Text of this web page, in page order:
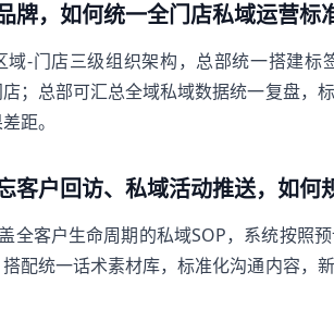
牌，如何统一全门店私域运营标
域-门店三级组织架构，总部统一搭建标
；总部可汇总全域私域数据统一复盘，
距。
客户回访、私域活动推送，如何
全客户生命周期的私域SOP，系统按照
配统一话术素材库，标准化沟通内容，